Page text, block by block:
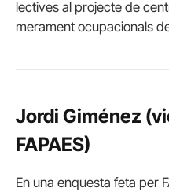
lectives al projecte de
merament ocupacionals
Jordi Giménez
FAPAES)
En una enquesta feta per